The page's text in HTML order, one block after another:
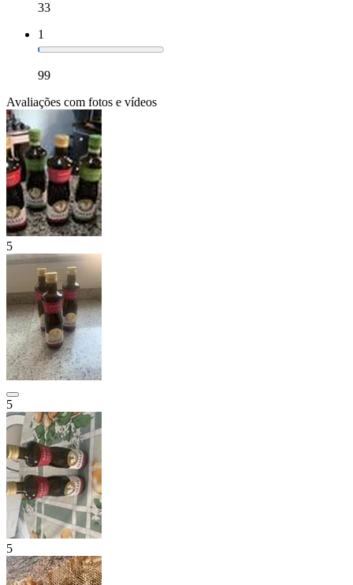
33
1
99
Avaliações com fotos e vídeos
5
5
5